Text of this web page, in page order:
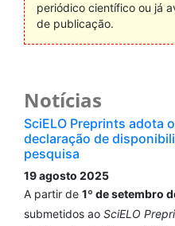
periódico científico ou já
de publicação.
Notícias
SciELO Preprints adota
declaração de
pesquisa
19 agosto 2025
A partir de 1º de setembro
submetidos ao SciELO